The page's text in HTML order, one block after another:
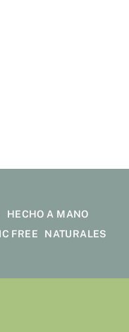
HECHO A MANO
FREE NATURALES